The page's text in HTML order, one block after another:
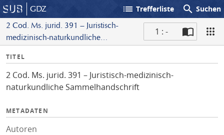
GDZ list Trefferliste search Suchen
2 Cod. Ms. jurid. 391 – Juristisch-
medizinisch-naturkundliche
1 : -
I
f
o
TITEL
2 Cod. Ms. jurid. 391 – Juristisch-medizinisch-
naturkundliche Sammelhandschrift
METADATEN
Autoren